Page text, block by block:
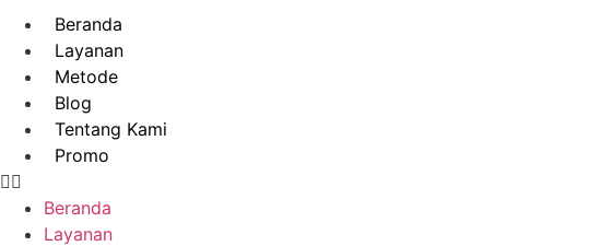
Beranda
Layanan
Metode
Blog
Tentang Kami
Promo
Beranda
Layanan